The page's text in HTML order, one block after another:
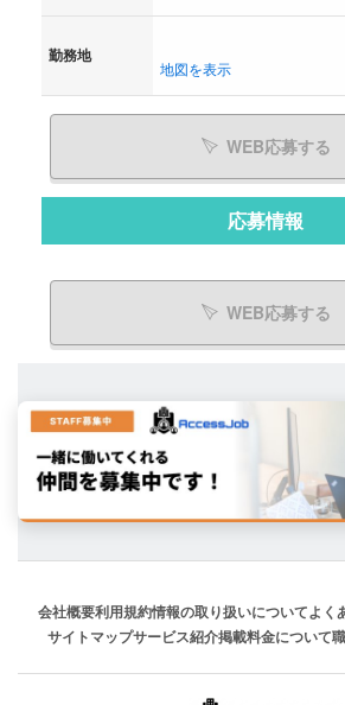
勤務地
地図を表示
WEB応募する
応募情報
WEB応募する
会社概要利用規約情報の取り扱いについてよく
サイトマップサービス紹介掲載料金について